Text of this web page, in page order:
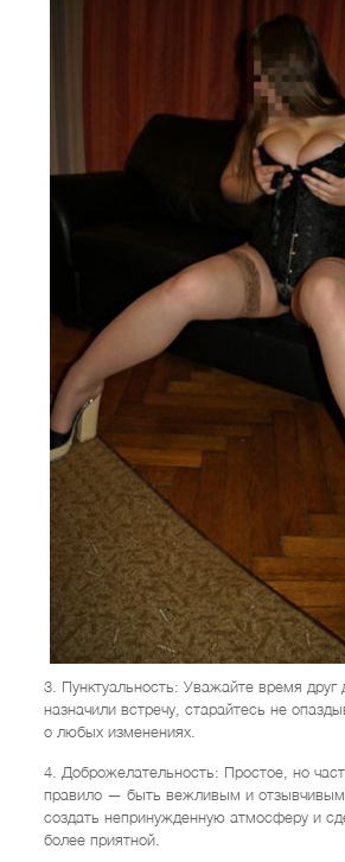
3. Пунктуальность: Уважайте время друг
назначили встречу, старайтесь не
о любых изменениях.
4. Доброжелательность: Простое, но
правило — быть вежливым и
создать непринужденную атмосферу и
более приятной.